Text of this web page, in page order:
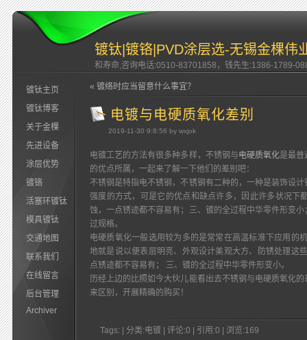
镀钛|镀铬|PVD涂层选-无锡金棵伟
和寿命,咨询电话:0510-83701858，钱先生:1386-1789-
镀钛主页
镀钛博客
关于金棵
先进设备
涂层优势
镀铬
活塞环镀钛
模具镀钛
交通地图
联系我们
在线留言
后台管理
Archiver
« 镀络时应当留意什么事宜？
电镀与电硬质氧化差别
2019-11-30 9:8:56 by wxjok
电镀工艺的方法有很多种多样，不锈钢与电硬质氧化是最普
的优点所属，一起来了解一下他们的差别吧：
不锈钢是特指电不锈钢，不锈钢有二种的，一种是装饰设
强度的方式，可是它的优点和缺点许多，因此许多状况下
蚀，一点锈迹都不容易有；三、镀的全过程中华零件形变
过规格。
电硬质氧化一般选用较为多的是常常在高溫标准下应用的
地就是说以便表层明亮、外观设计美观大方、防锈处理这
点锈迹都不容易有； 三、镀的全过程中华零件形变小。
历经上边的比照如今大伙儿能看出去不锈钢与电硬质氧化
来区别，开展精确的购买！
Tags: | 分类:电镀 | 评论:0 | 引用:0 | 浏览:169